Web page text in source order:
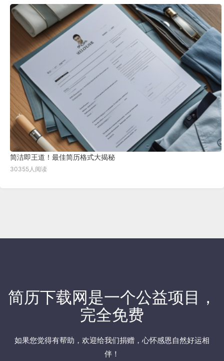
简洁即王道！最佳简历格式大揭秘
30355人阅读
简历下载网是一个公益项目，
完全免费
如果您觉得有帮助，欢迎给我们捐赠 ，心怀感恩自然好运相
伴！